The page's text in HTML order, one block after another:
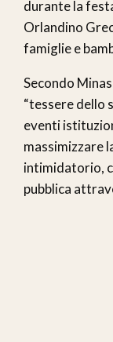
durante la
Orlandino
famiglie e
Secondo
“tessere dello
eventi
massimizzare
intimidatorio,
pubblica